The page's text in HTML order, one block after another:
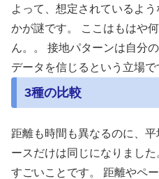
よって、想定されているよ
かが謎です。 ここはもはや
ん。。 接地パターンは自分
データを信じるという立場で
3種の比較
距離も時間も異なるのに、平
ースだけは同じになりました
すごいことです。 距離やペ